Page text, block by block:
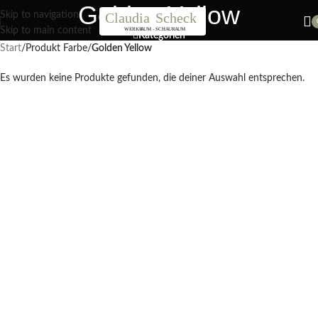
Skip to navigation
Skip to main content
Nächster Workshop Papierblumen, Sonntag 19. Juli / 11 Uhr
Golden Yellow
Kategorien
Start/ Produkt Farbe/Golden Yellow
Es wurden keine Produkte gefunden, die deiner Auswahl entsprechen.